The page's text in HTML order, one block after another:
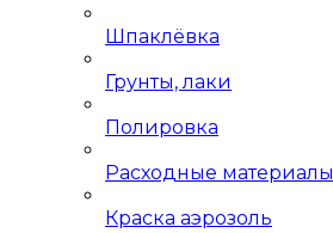
Шпаклёвка
Грунты, лаки
Полировка
Расходные материалы
Краска аэрозоль